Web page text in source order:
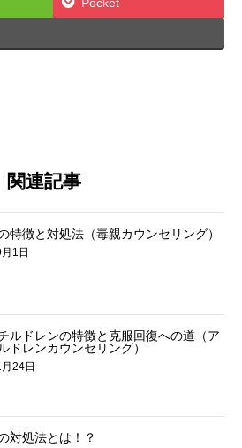
関連記事
特徴と対処法（毒親カウンセリング）
1日
ルドレンの特徴と克服回復への道（ア
ドレンカウンセリング）
24日
対処法とは！？